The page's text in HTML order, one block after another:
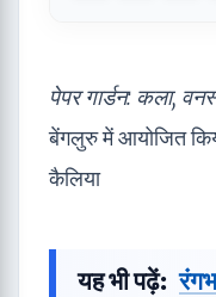
पेपर गार्डन: कला,
बेंगलुरु में आयोजित
कैलिया
यह भी पढ़ें: